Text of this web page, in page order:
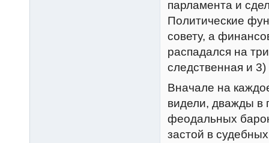
парламента и
Политические
совету, а
распадался на
следственная и
Вначале на
видели, дважды в
феодальных
застой в